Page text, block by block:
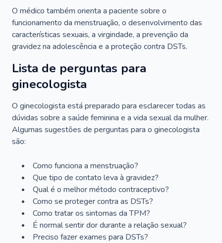
O médico também orienta a paciente sobre o
funcionamento da menstruação, o desenvolvimento das
características sexuais, a virgindade, a prevenção da
gravidez na adolescência e a proteção contra DSTs.
Lista de perguntas para
ginecologista
O ginecologista está preparado para esclarecer todas as
dúvidas sobre a saúde feminina e a vida sexual da mulher.
Algumas sugestões de perguntas para o ginecologista
são:
Como funciona a menstruação?
Que tipo de contato leva à gravidez?
Qual é o melhor método contraceptivo?
Como se proteger contra as DSTs?
Como tratar os sintomas da TPM?
É normal sentir dor durante a relação sexual?
Preciso fazer exames para DSTs?